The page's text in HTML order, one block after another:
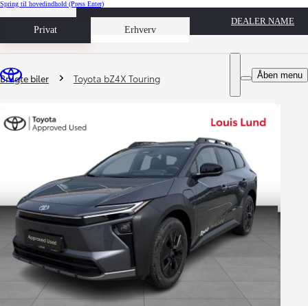
Spring til hovedindhold (Press Enter)
Privat Erhverv
Book prøvetur
DEALER NAME
Åben menu
Du er her
Brugte biler Toyota bZ4X Touring